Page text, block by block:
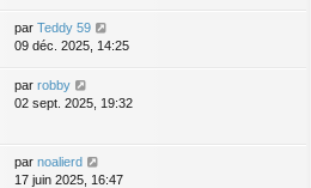
par Teddy 59
09 déc. 2025, 14:25
par robby
02 sept. 2025, 19:32
par noalierd
17 juin 2025, 16:47